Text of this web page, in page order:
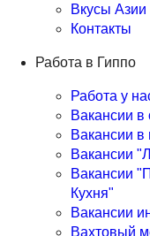
Вкусы Азии
Контакты
Работа в Гиппо
Работа у
Вакансии
Вакансии в
Вакансии
Вакансии
Кухня"
Вакансии
Вахтовый